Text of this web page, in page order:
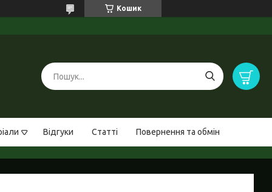
Кошик
Відгуки Статті Повернення та обмін